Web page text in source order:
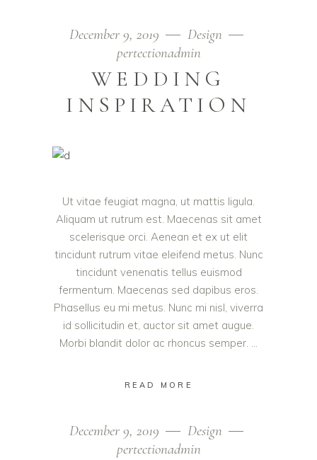
December 9, 2019
Design
pertectionadmin
WEDDING
INSPIRATION
Ut vitae feugiat magna, ut mattis ligula.
Aliquam ut rutrum est. Maecenas sit amet
scelerisque orci. Aenean et ex ut elit
tincidunt rutrum vitae eleifend metus. Nunc
tincidunt venenatis tellus euismod
fermentum. Maecenas sed dapibus eros.
Phasellus eu mi metus. Nunc mi nisl, viverra
id sollicitudin et, auctor sit amet augue.
Morbi blandit dolor ac rhoncus semper.
READ MORE
December 9, 2019
Design
pertectionadmin